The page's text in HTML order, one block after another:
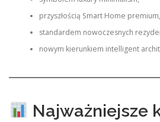
przyszłością Smart Home premium,
standardem nowoczesnych
nowym kierunkiem intelligent
Najważniejsze